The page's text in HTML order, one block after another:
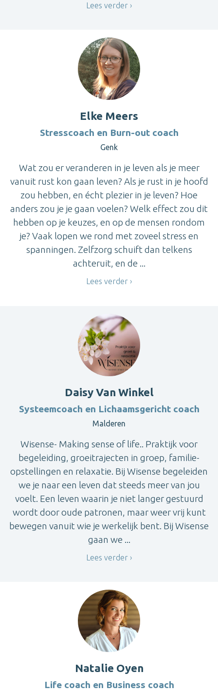
Lees verder
Elke Meers
Stresscoach en Burn-out coach
Genk
Wat zou er veranderen in je leven als je meer
vanuit rust kon gaan leven? Als je rust in je hoofd
zou hebben, en écht plezier in je leven? Hoe
anders zou je je gaan voelen? Welk effect zou dit
hebben op je keuzes, en op de mensen rondom
je? Vaak lopen we rond met zoveel stress en
spanningen. Zelfzorg schuift dan telkens
achteruit, en de ...
Lees verder
Daisy Van Winkel
Systeemcoach en Lichaamsgericht coach
Malderen
Wisense- Making sense of life.. Praktijk voor
begeleiding, groeitrajecten in groep, familie-
opstellingen en relaxatie. Bij Wisense begeleiden
we je naar een leven dat steeds meer van jou
voelt. Een leven waarin je niet langer gestuurd
wordt door oude patronen, maar weer vrij kunt
bewegen vanuit wie je werkelijk bent. Bij Wisense
gaan we ...
Lees verder
Natalie Oyen
Life coach en Business coach